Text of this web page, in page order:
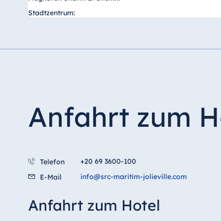
Antonine Hotel & Spa Malta
Stadtzentrum:
Anfahrt zum
Telefon
+20 69 3600-100
E-Mail
info@src-maritim-jolieville.com
Anfahrt zum Hotel